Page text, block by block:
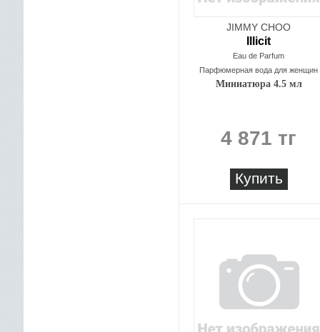
JIMMY CHOO
Illicit
Eau de Parfum
Парфюмерная вода для женщин
Миниатюра 4.5 мл
4 871 тг
Купить